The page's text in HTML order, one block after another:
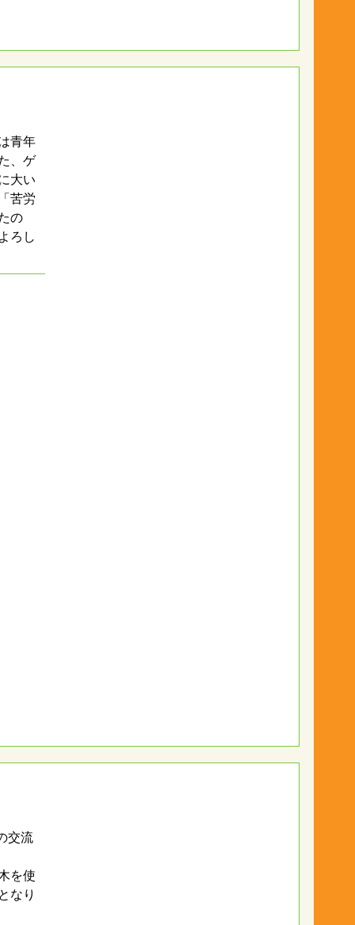
青年
、ゲ
大い
苦労
の
ろし
交流
を使
なり